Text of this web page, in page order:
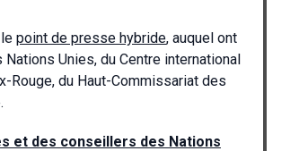
point de presse hybride, auquel ont
Unies, du Centre international
Rouge, du Haut-Commissariat des
et des conseillers des Nations